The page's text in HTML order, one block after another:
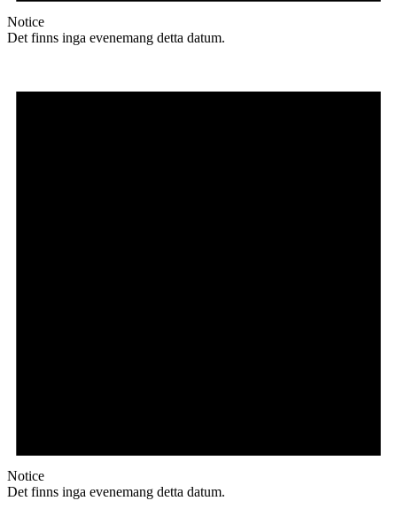
Notice
Det finns inga evenemang detta datum.
Notice
Det finns inga evenemang detta datum.